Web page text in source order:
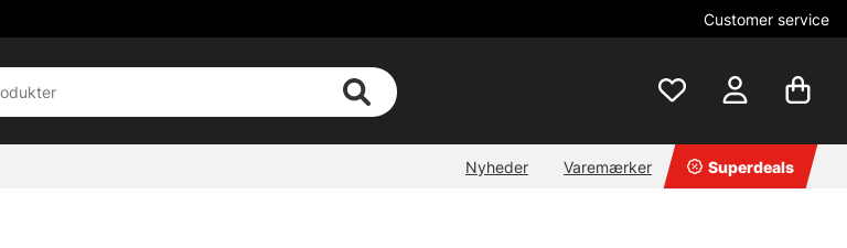
Customer service
Nyheder Varemærker Superdeals